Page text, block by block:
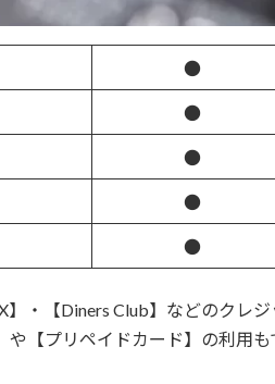
●
●
●
●
●
・【Diners Club】などのクレジ
や【プリペイドカード】の利用も